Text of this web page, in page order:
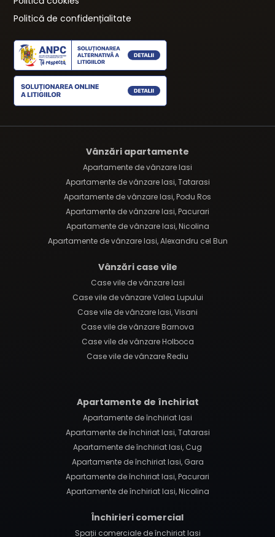
Politică de confidențialitate
Vânzări apartamente
Apartamente de vânzare Iasi
Apartamente de vânzare Iasi, Tatarasi
Apartamente de vânzare Iasi, Podu Ros
Apartamente de vânzare Iasi, Pacurari
Apartamente de vânzare Iasi, Nicolina
Apartamente de vânzare Iasi, Alexandru cel Bun
Vânzări case vile
Case vile de vânzare Iasi
Case vile de vânzare Valea Lupului
Case vile de vânzare Iasi, Visani
Case vile de vânzare Barnova
Case vile de vânzare Holboca
Case vile de vânzare Rediu
Apartamente de închiriat
Apartamente de închiriat Iasi
Apartamente de închiriat Iasi, Tatarasi
Apartamente de închiriat Iasi, Cug
Apartamente de închiriat Iasi, Gara
Apartamente de închiriat Iasi, Pacurari
Apartamente de închiriat Iasi, Nicolina
Închirieri comercial
Spații comerciale de închiriat Iasi